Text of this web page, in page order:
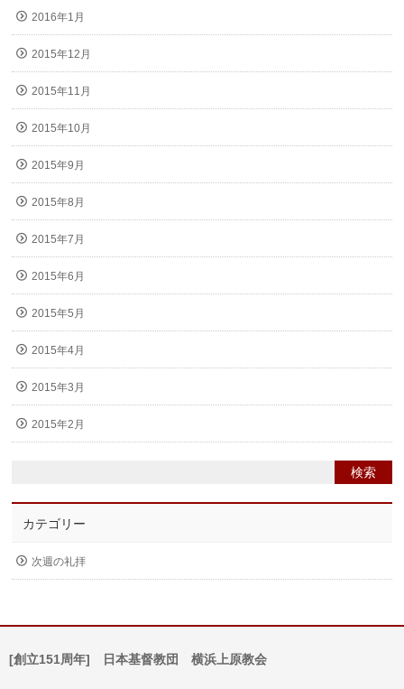
2016年1月
2015年12月
2015年11月
2015年10月
2015年9月
2015年8月
2015年7月
2015年6月
2015年5月
2015年4月
2015年3月
2015年2月
カテゴリー
次週の礼拝
[創立151周年] 日本基督教団 横浜上原教会